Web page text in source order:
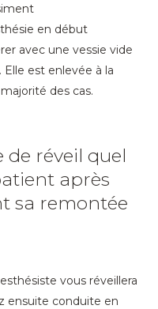
en début
avec une vessie vide
est enlevée à la
des cas.
de réveil quel
après
sa remontée
vous réveillera
ensuite conduite en